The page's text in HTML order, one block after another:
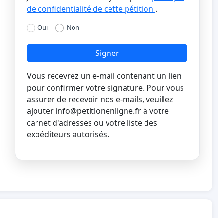
de confidentialité de cette pétition .
Oui Non
Signer
Vous recevrez un e-mail contenant un lien
pour confirmer votre signature. Pour vous
assurer de recevoir nos e-mails, veuillez
ajouter info@petitionenligne.frà votre
carnet d'adresses ou votre liste des
expéditeurs autorisés.